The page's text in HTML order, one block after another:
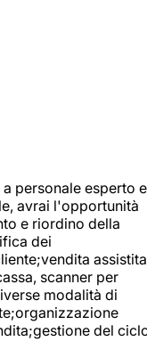
personale esperto e
avrai l'opportunità
e riordino della
dei
assistita
scanner per
modalità di
del